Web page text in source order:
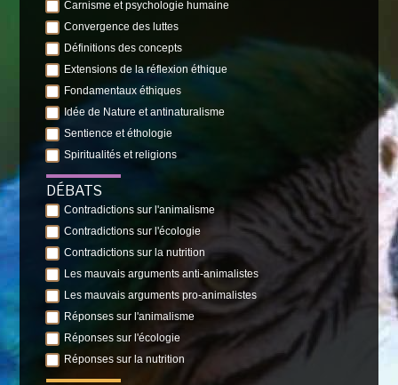
Carnisme et psychologie humaine
Convergence des luttes
Définitions des concepts
Extensions de la réflexion éthique
Fondamentaux éthiques
Idée de Nature et antinaturalisme
Sentience et éthologie
Spiritualités et religions
DÉBATS
Contradictions sur l'animalisme
Contradictions sur l'écologie
Contradictions sur la nutrition
Les mauvais arguments anti-animalistes
Les mauvais arguments pro-animalistes
Réponses sur l'animalisme
Réponses sur l'écologie
Réponses sur la nutrition